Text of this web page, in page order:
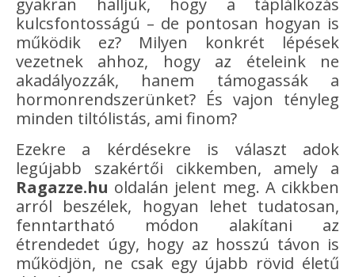
gyakran halljuk, hogy a táplálkozás
kulcsfontosságú – de pontosan hogyan is
működik ez? Milyen konkrét lépések
vezetnek ahhoz, hogy az ételeink ne
akadályozzák, hanem támogassák a
hormonrendszerünket? És vajon tényleg
minden tiltólistás, ami finom?
Ezekre a kérdésekre is választ adok
legújabb szakértői cikkemben, amely a
Ragazze.hu oldalán jelent meg. A cikkben
arról beszélek, hogyan lehet tudatosan,
fenntartható módon alakítani az
étrendedet úgy, hogy az hosszú távon is
működjön, ne csak egy újabb rövid életű